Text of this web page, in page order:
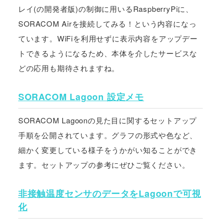
レイ(の開発者版)の制御に用いるRaspberryPiに、
SORACOM Airを接続してみる！という内容になっ
ています。WiFiを利用せずに表示内容をアップデー
トできるようになるため、本体を介したサービスな
どの応用も期待されますね。
SORACOM Lagoon 設定メモ
SORACOM Lagoonの見た目に関するセットアップ
手順を公開されています。グラフの形式や色など、
細かく変更している様子をうかがい知ることができ
ます。セットアップの参考にぜひご覧ください。
非接触温度センサのデータをLagoonで可視
化